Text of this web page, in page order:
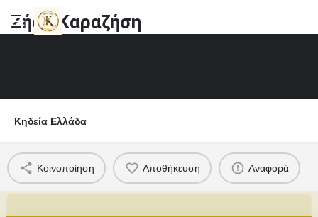
Ζήση Καραζήση
Κηδεία Ελλάδα
Κοινοποίηση Αποθήκευση Αναφορά